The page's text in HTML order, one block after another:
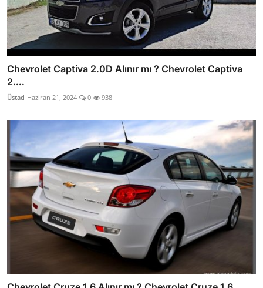
Chevrolet Captiva 2.0D Alınır mı ? Chevrolet Captiva
2....
Üstad Haziran 21, 2024 0 938